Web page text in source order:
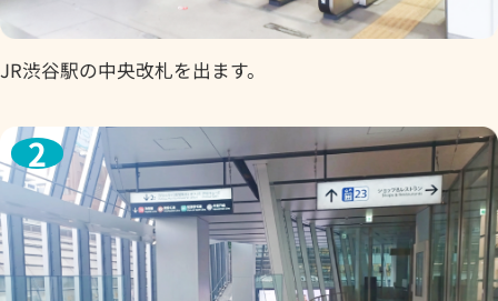
JR渋谷駅の中央改札を出ます。